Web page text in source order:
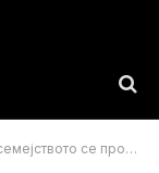
Ристе и Адам Велкови